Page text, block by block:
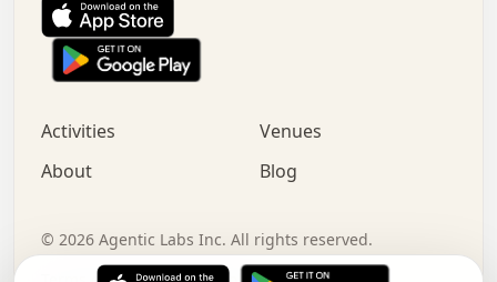
.   .   .   .   .   :   +   .   .   .   .   .   o
.   .   .   .   .   .   .   .   .   .   .   .   .
.   .   :   o   .   .   .   .   .   .   .   +   .
.   o   .   .   .   .   x   .   .   .   .   .   .
+   .   o   .   .   .   .   o   .   .   .   .
.   +   .   .   .   .   .   .   .   .   :   .   x
.   .   .   .   .   .   .   .   .   .   .   .   .   .
Activities
Venues
About
Blog
© 2026 Agentic Labs Inc. All rights reserved.